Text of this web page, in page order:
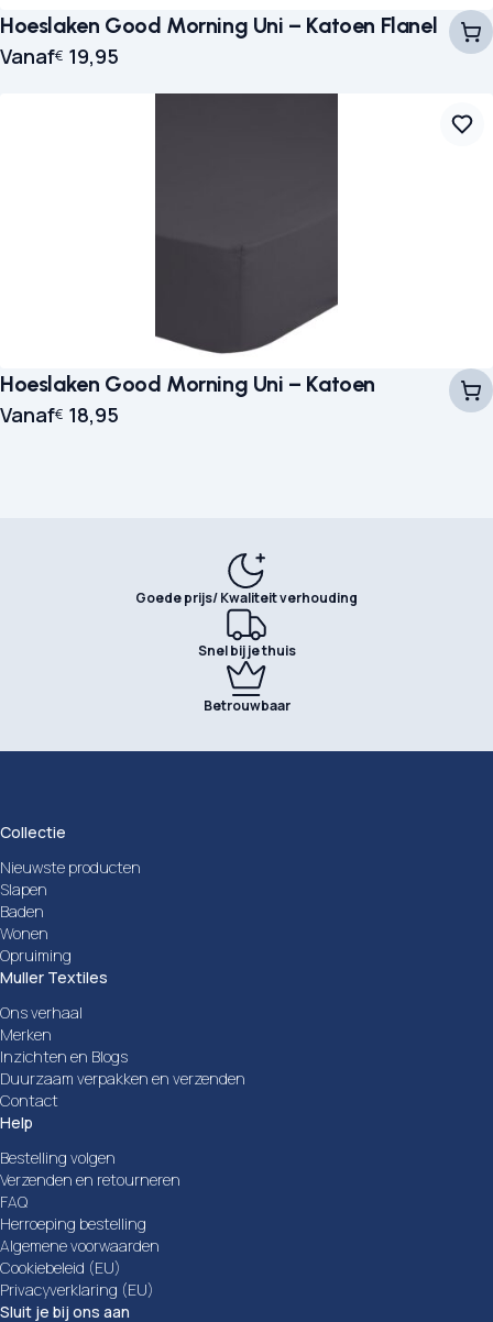
Hoeslaken Good Morning Uni – Katoen Flanel
Vanaf€ 19,95
Hoeslaken Good Morning Uni – Katoen
Vanaf€ 18,95
Goede prijs/ Kwaliteit verhouding
Snel bij je thuis
Betrouwbaar
Collectie
Nieuwste producten
Slapen
Baden
Wonen
Opruiming
Muller Textiles
Ons verhaal
Merken
Inzichten en Blogs
Duurzaam verpakken en verzenden
Contact
Help
Bestelling volgen
Verzenden en retourneren
FAQ
Herroeping bestelling
Algemene voorwaarden
Cookiebeleid (EU)
Privacyverklaring (EU)
Sluit je bij ons aan